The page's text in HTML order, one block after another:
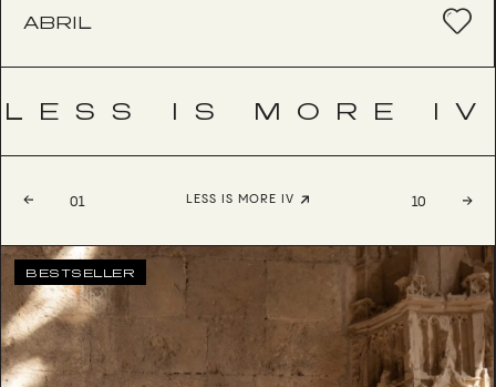
ABRIL
LESS IS MORE IV
01 LESS IS MORE IV 10
BESTSELLER